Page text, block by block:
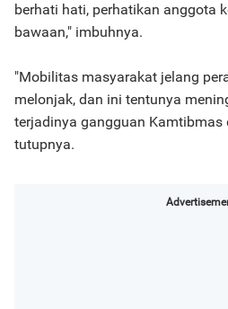
berhati hati, perhatikan anggota
bawaan," imbuhnya.
"Mobilitas masyarakat jelang
melonjak, dan ini tentunya
terjadinya gangguan Kamtibmas
tutupnya.